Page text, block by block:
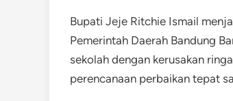
Bupati Jeje Ritchie Ismail
Pemerintah Daerah Bandung
sekolah dengan kerusakan
perencanaan perbaikan tepat